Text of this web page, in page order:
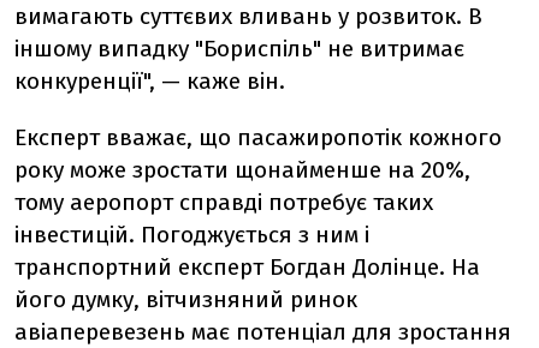
вимагають суттєвих вливань у розвиток. В
іншому випадку "Бориспіль" не витримає
конкуренції", — каже він.
Експерт вважає, що пасажиропотік кожного
року може зростати щонайменше на 20%,
тому аеропорт справді потребує таких
інвестицій. Погоджується з ним і
транспортний експерт Богдан Долінце. На
його думку, вітчизняний ринок
авіаперевезень має потенціал для зростання